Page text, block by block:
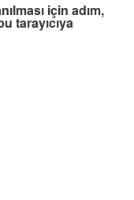
için adım,
tarayıcıya